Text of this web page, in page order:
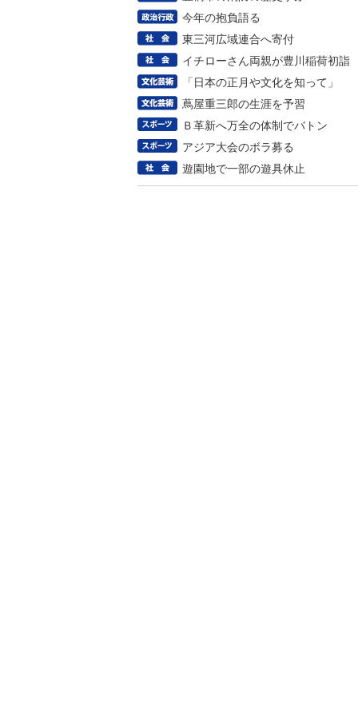
今年の抱負語る
東三河広域連合へ寄付
イチローさん両親が豊川稲荷初詣
「日本の正月や文化を知って」
蔦屋重三郎の生涯を予習
Ｂ革新へ万全の体制でバトン
アジア大会のボラ募る
遊園地で一部の遊具休止